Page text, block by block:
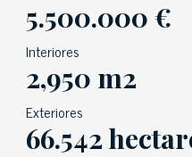
5.500.000 €
Interiores
2,950 m2
Exteriores
66.542